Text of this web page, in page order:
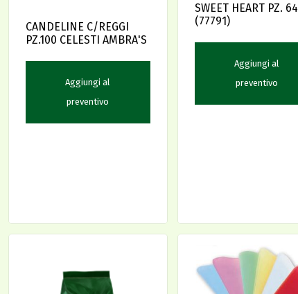
CANDELINE C/REGGI
PZ.100 CELESTI AMBRA'S
Aggiungi al
preventivo
SWEET HEART PZ. 64
(77791)
Aggiungi al
preventivo